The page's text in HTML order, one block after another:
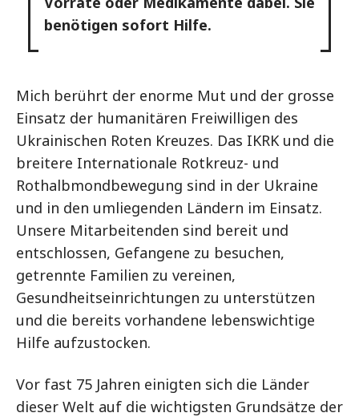
benötigen sofort Hilfe.
Mich berührt der enorme Mut und der grosse
Einsatz der humanitären Freiwilligen des
Ukrainischen Roten Kreuzes. Das IKRK und die
breitere Internationale Rotkreuz- und
Rothalbmondbewegung sind in der Ukraine
und in den umliegenden Ländern im Einsatz.
Unsere Mitarbeitenden sind bereit und
entschlossen, Gefangene zu besuchen,
getrennte Familien zu vereinen,
Gesundheitseinrichtungen zu unterstützen
und die bereits vorhandene lebenswichtige
Hilfe aufzustocken.
Vor fast 75 Jahren einigten sich die Länder
dieser Welt auf die wichtigsten Grundsätze der